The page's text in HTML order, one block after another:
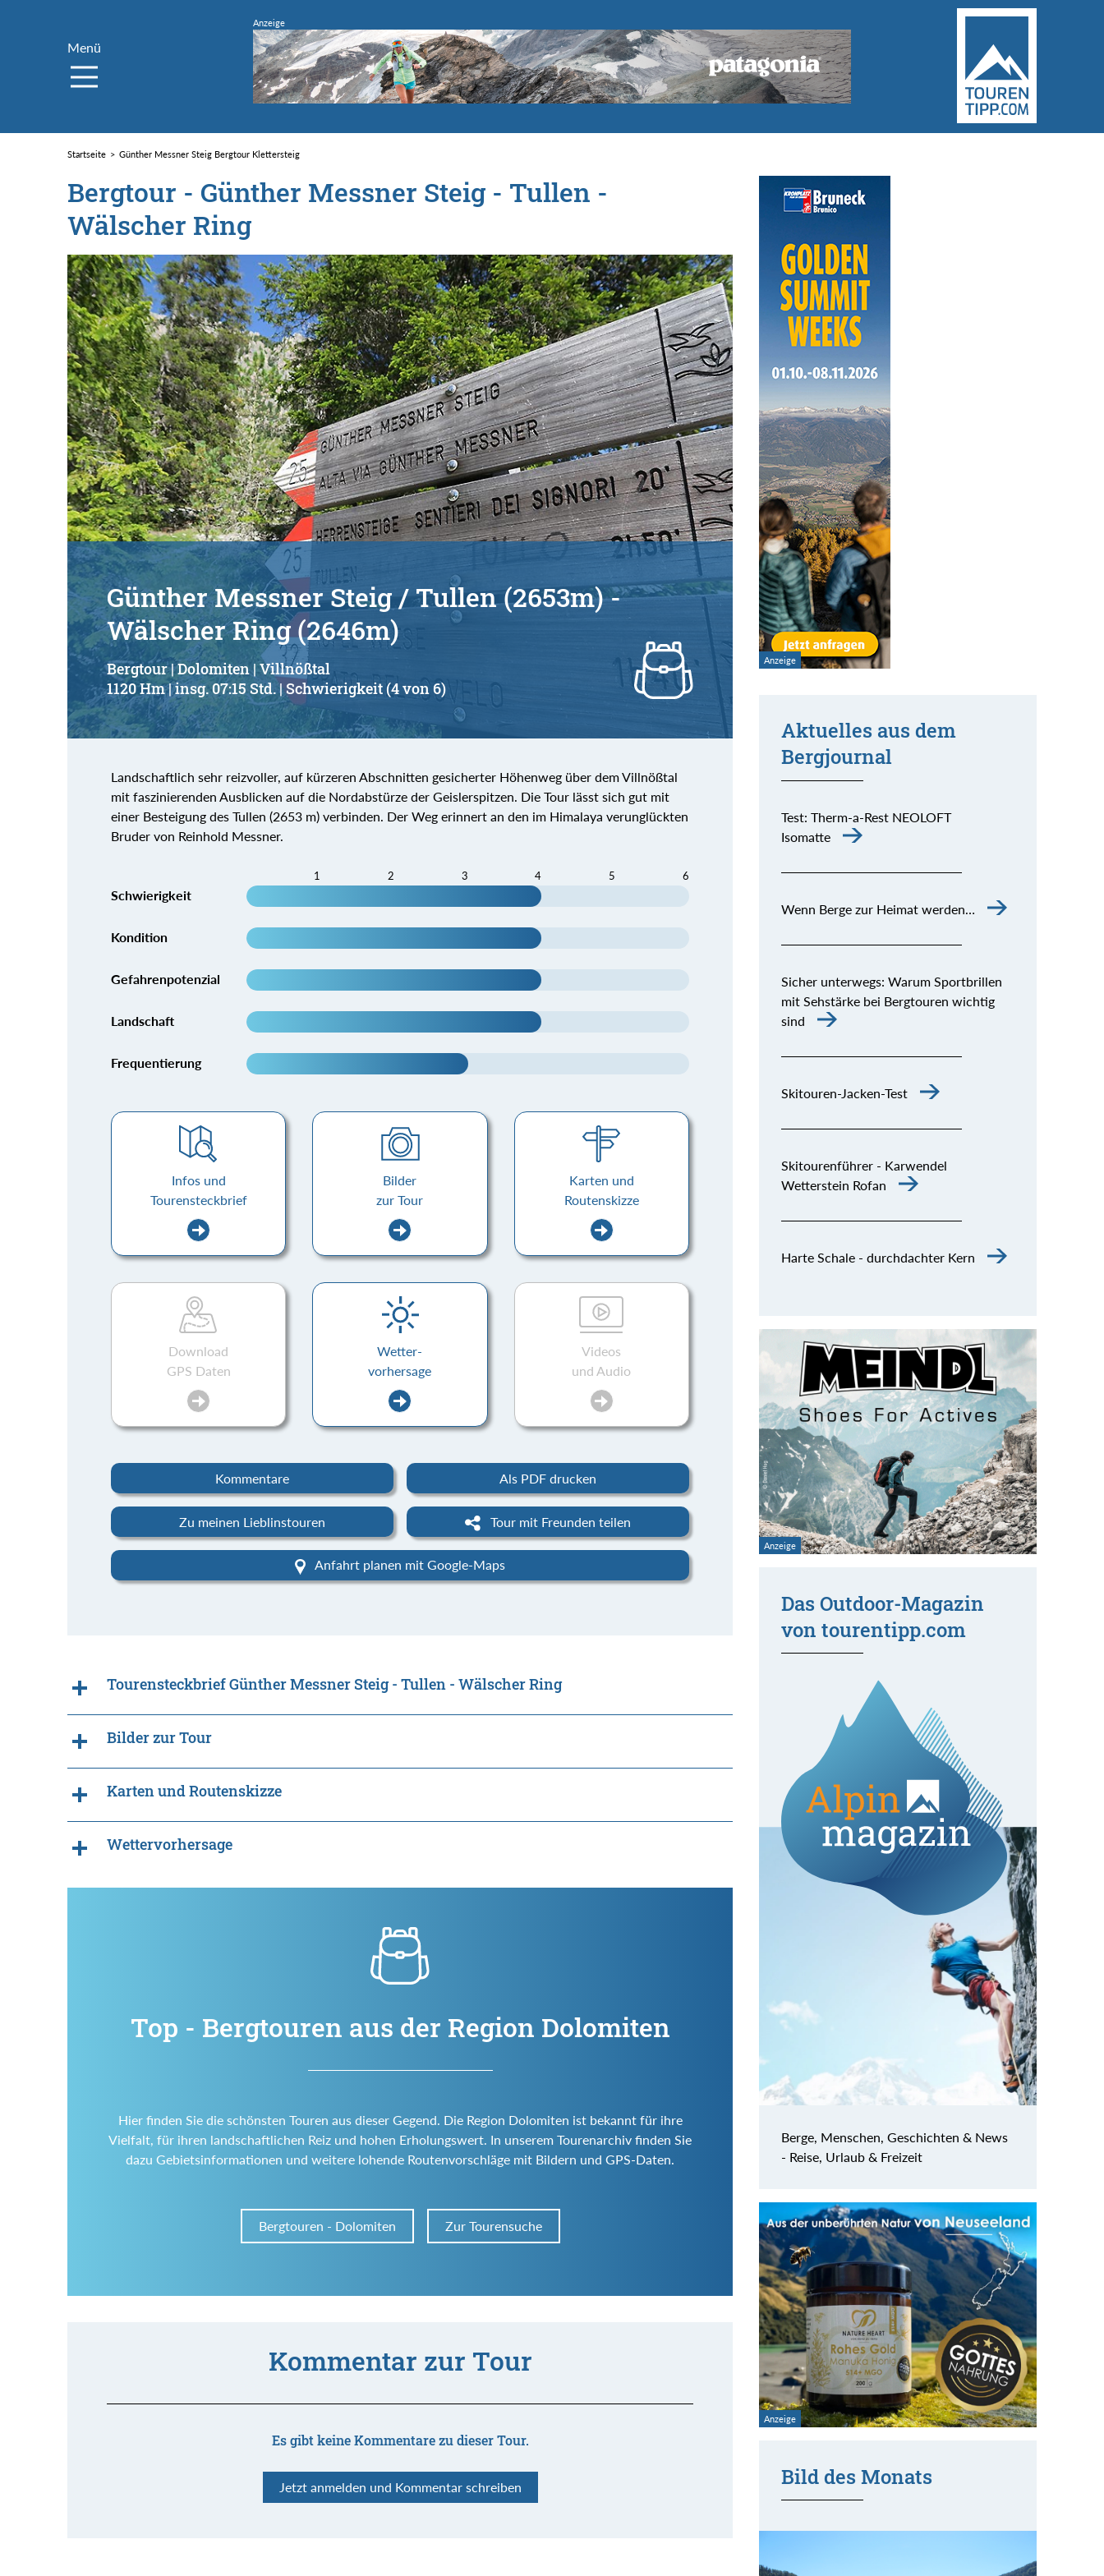
Menü
Startseite Günther Messner Steig Bergtour Klettersteig
Bergtour - Günther Messner Steig - Tullen -
Wälscher Ring
Günther Messner Steig / Tullen (2653m) -
Wälscher Ring (2646m)
Bergtour | Dolomiten | Villnößtal
1120 Hm | insg. 07:15 Std. | Schwierigkeit (4 von 6)
Landschaftlich sehr reizvoller, auf kürzeren Abschnitten gesicherter Höhenweg über dem Villnößtal
mit faszinierenden Ausblicken auf die Nordabstürze der Geislerspitzen. Die Tour lässt sich gut mit
einer Besteigung des Tullen (2653 m) verbinden. Der Weg erinnert an den im Himalaya verunglückten
Bruder von Reinhold Messner.
1 2 3 4 5 6
Schwierigkeit
Kondition
Gefahrenpotenzial
Landschaft
Frequentierung
Infos und
Tourensteckbrief
Bilder
zur Tour
Karten und
Routenskizze
Download
GPS Daten
Wetter-
vorhersage
Videos
und Audio
Kommentare Als PDF drucken
Zu meinen Lieblinstouren Tour mit Freunden teilen
Anfahrt planen mit Google-Maps
Tourensteckbrief Günther Messner Steig - Tullen - Wälscher Ring
Bilder zur Tour
Karten und Routenskizze
Wettervorhersage
Top - Bergtouren aus der Region Dolomiten
Hier finden Sie die schönsten Touren aus dieser Gegend. Die Region Dolomiten ist bekannt für ihre
Vielfalt, für ihren landschaftlichen Reiz und hohen Erholungswert. In unserem Tourenarchiv finden Sie
dazu Gebietsinformationen und weitere lohende Routenvorschläge mit Bildern und GPS-Daten.
Bergtouren - Dolomiten Zur Tourensuche
Kommentar zur Tour
Es gibt keine Kommentare zu dieser Tour.
Jetzt anmelden und Kommentar schreiben
Aktuelles aus dem
Bergjournal
Test: Therm-a-Rest NEOLOFT
Isomatte
Wenn Berge zur Heimat werden…
Sicher unterwegs: Warum Sportbrillen
mit Sehstärke bei Bergtouren wichtig
sind
Skitouren-Jacken-Test
Skitourenführer - Karwendel
Wetterstein Rofan
Harte Schale - durchdachter Kern
Das Outdoor-Magazin
von tourentipp.com
Berge, Menschen, Geschichten & News
- Reise, Urlaub & Freizeit
Bild des Monats